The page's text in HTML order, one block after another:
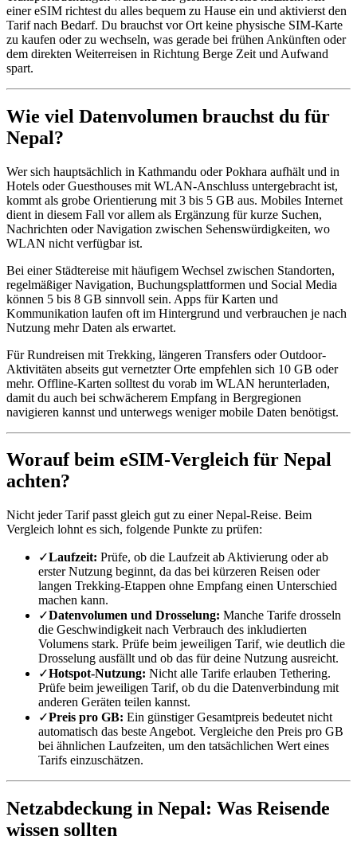
einer eSIM richtest du alles bequem zu Hause ein und aktivierst den
Tarif nach Bedarf. Du brauchst vor Ort keine physische SIM-Karte
zu kaufen oder zu wechseln, was gerade bei frühen Ankünften oder
dem direkten Weiterreisen in Richtung Berge Zeit und Aufwand
spart.
Wie viel Datenvolumen brauchst du für
Nepal?
Wer sich hauptsächlich in Kathmandu oder Pokhara aufhält und in
Hotels oder Guesthouses mit WLAN-Anschluss untergebracht ist,
kommt als grobe Orientierung mit 3 bis 5 GB aus. Mobiles Internet
dient in diesem Fall vor allem als Ergänzung für kurze Suchen,
Nachrichten oder Navigation zwischen Sehenswürdigkeiten, wo
WLAN nicht verfügbar ist.
Bei einer Städtereise mit häufigem Wechsel zwischen Standorten,
regelmäßiger Navigation, Buchungsplattformen und Social Media
können 5 bis 8 GB sinnvoll sein. Apps für Karten und
Kommunikation laufen oft im Hintergrund und verbrauchen je nach
Nutzung mehr Daten als erwartet.
Für Rundreisen mit Trekking, längeren Transfers oder Outdoor-
Aktivitäten abseits gut vernetzter Orte empfehlen sich 10 GB oder
mehr. Offline-Karten solltest du vorab im WLAN herunterladen,
damit du auch bei schwächerem Empfang in Bergregionen
navigieren kannst und unterwegs weniger mobile Daten benötigst.
Worauf beim eSIM-Vergleich für Nepal
achten?
Nicht jeder Tarif passt gleich gut zu einer Nepal-Reise. Beim
Vergleich lohnt es sich, folgende Punkte zu prüfen:
✓Laufzeit: Prüfe, ob die Laufzeit ab Aktivierung oder ab
erster Nutzung beginnt, da das bei kürzeren Reisen oder
langen Trekking-Etappen ohne Empfang einen Unterschied
machen kann.
✓Datenvolumen und Drosselung: Manche Tarife drosseln
die Geschwindigkeit nach Verbrauch des inkludierten
Volumens stark. Prüfe beim jeweiligen Tarif, wie deutlich die
Drosselung ausfällt und ob das für deine Nutzung ausreicht.
✓Hotspot-Nutzung: Nicht alle Tarife erlauben Tethering.
Prüfe beim jeweiligen Tarif, ob du die Datenverbindung mit
anderen Geräten teilen kannst.
✓Preis pro GB: Ein günstiger Gesamtpreis bedeutet nicht
automatisch das beste Angebot. Vergleiche den Preis pro GB
bei ähnlichen Laufzeiten, um den tatsächlichen Wert eines
Tarifs einzuschätzen.
Netzabdeckung in Nepal: Was Reisende
wissen sollten